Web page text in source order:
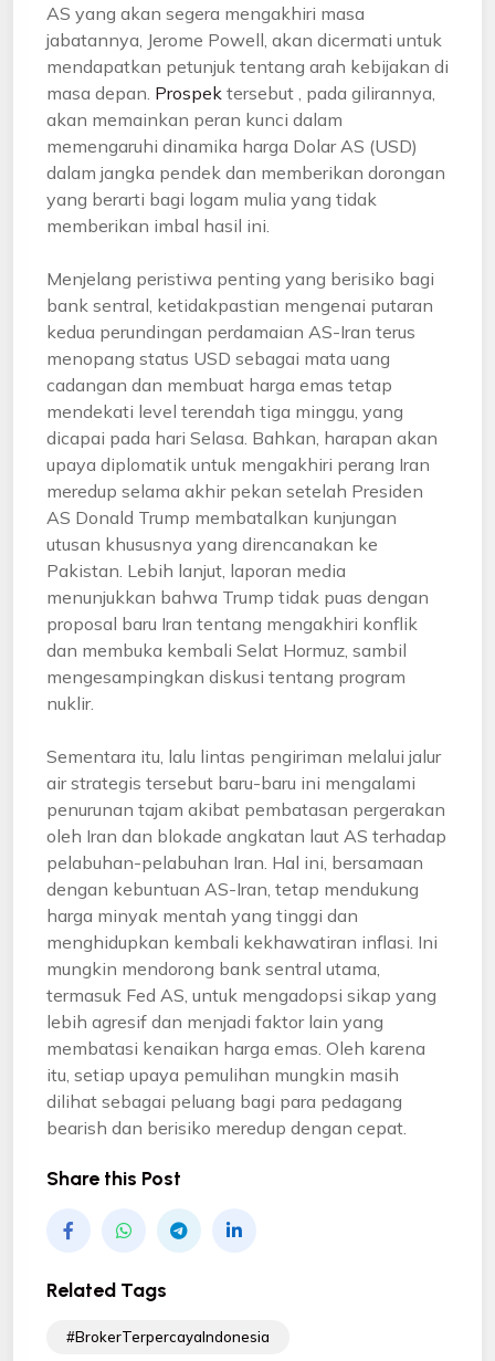
AS yang akan segera mengakhiri masa
jabatannya, Jerome Powell, akan dicermati untuk
mendapatkan petunjuk tentang arah kebijakan di
masa depan. Prospek tersebut , pada gilirannya,
akan memainkan peran kunci dalam
memengaruhi dinamika harga Dolar AS (USD)
dalam jangka pendek dan memberikan dorongan
yang berarti bagi logam mulia yang tidak
memberikan imbal hasil ini.
Menjelang peristiwa penting yang berisiko bagi
bank sentral, ketidakpastian mengenai putaran
kedua perundingan perdamaian AS-Iran terus
menopang status USD sebagai mata uang
cadangan dan membuat harga emas tetap
mendekati level terendah tiga minggu, yang
dicapai pada hari Selasa. Bahkan, harapan akan
upaya diplomatik untuk mengakhiri perang Iran
meredup selama akhir pekan setelah Presiden
AS Donald Trump membatalkan kunjungan
utusan khususnya yang direncanakan ke
Pakistan. Lebih lanjut, laporan media
menunjukkan bahwa Trump tidak puas dengan
proposal baru Iran tentang mengakhiri konflik
dan membuka kembali Selat Hormuz, sambil
mengesampingkan diskusi tentang program
nuklir.
Sementara itu, lalu lintas pengiriman melalui jalur
air strategis tersebut baru-baru ini mengalami
penurunan tajam akibat pembatasan pergerakan
oleh Iran dan blokade angkatan laut AS terhadap
pelabuhan-pelabuhan Iran. Hal ini, bersamaan
dengan kebuntuan AS-Iran, tetap mendukung
harga minyak mentah yang tinggi dan
menghidupkan kembali kekhawatiran inflasi. Ini
mungkin mendorong bank sentral utama,
termasuk Fed AS, untuk mengadopsi sikap yang
lebih agresif dan menjadi faktor lain yang
membatasi kenaikan harga emas. Oleh karena
itu, setiap upaya pemulihan mungkin masih
dilihat sebagai peluang bagi para pedagang
bearish dan berisiko meredup dengan cepat.
Share this Post
Related Tags
#BrokerTerpercayaIndonesia